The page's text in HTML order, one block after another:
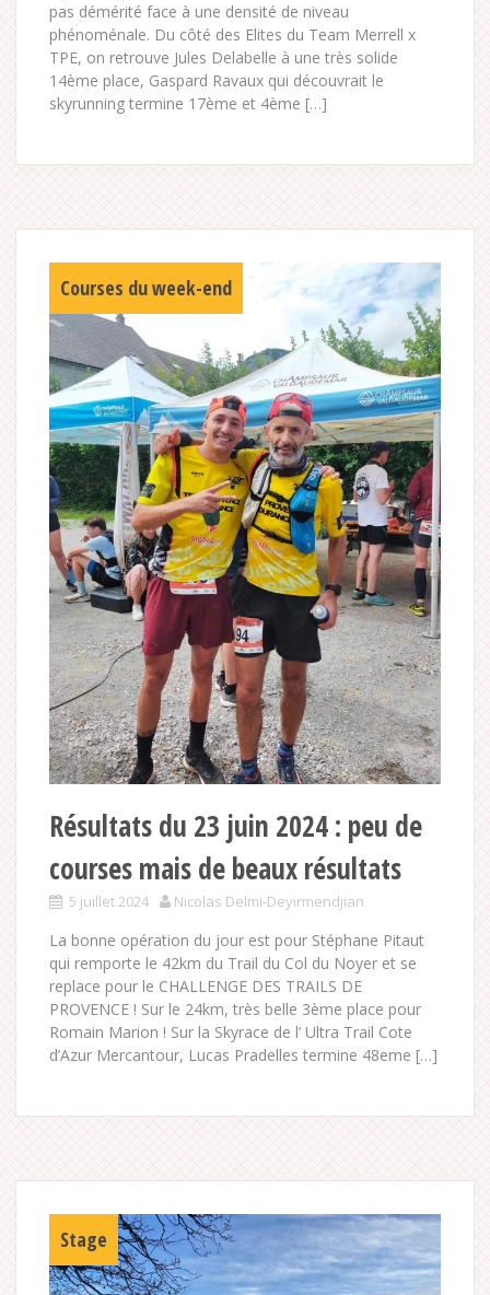
pas démérité face à une densité de niveau
phénoménale. Du côté des Elites du Team Merrell x
TPE, on retrouve Jules Delabelle à une très solide
14ème place, Gaspard Ravaux qui découvrait le
skyrunning termine 17ème et 4ème […]
Courses du week-end
Résultats du 23 juin 2024 : peu de
courses mais de beaux résultats
5 juillet 2024 Nicolas Delmi-Deyirmendjian
La bonne opération du jour est pour Stéphane Pitaut
qui remporte le 42km du Trail du Col du Noyer et se
replace pour le CHALLENGE DES TRAILS DE
PROVENCE ! Sur le 24km, très belle 3ème place pour
Romain Marion ! Sur la Skyrace de l’ Ultra Trail Cote
d’Azur Mercantour, Lucas Pradelles termine 48eme […]
Stage